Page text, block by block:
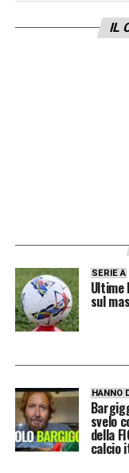
IL
SERIE A
Ultime
sul
HANNO
svelo
della
calcio